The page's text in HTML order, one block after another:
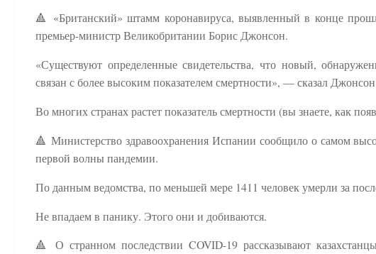
🔺 «Британский» штамм коронавируса, выявленный в конце
премьер-министр Великобритании Борис Джонсон.
«Существуют определенные свидетельства, что новый,
связан с более высоким показателем смертности», — сказал
Во многих странах растет показатель смертности (вы знаете, как
🔺 Министерство здравоохранения Испании сообщило о самом
первой волны пандемии.
По данным ведомства, по меньшей мере 1411 человек умерли за
Не впадаем в панику. Этого они и добиваются.
🔺 О странном последствии COVID-19 рассказывают